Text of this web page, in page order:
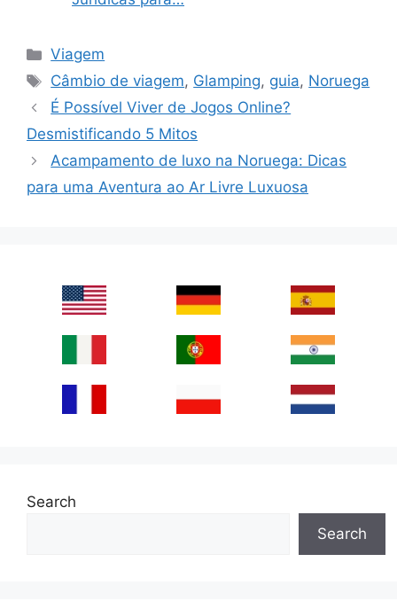
Categories
Viagem
Tags
Câmbio de viagem, Glamping, guia, Noruega
É Possível Viver de Jogos Online?
Desmistificando 5 Mitos
Acampamento de luxo na Noruega: Dicas
para uma Aventura ao Ar Livre Luxuosa
Search
Search